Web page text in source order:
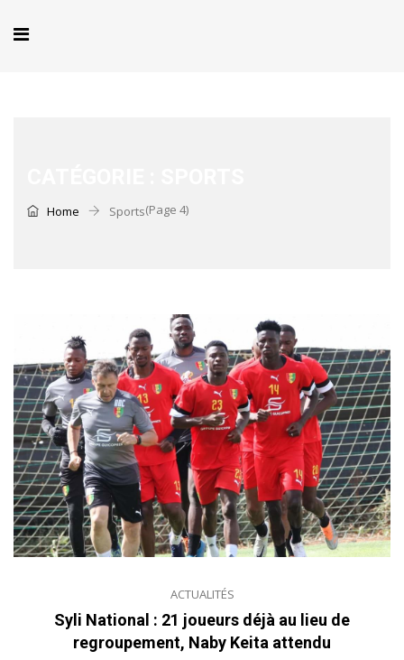
Home Sports(Page 4)
ACTUALITÉS
Syli National : 21 joueurs déjà au lieu de
regroupement, Naby Keita attendu